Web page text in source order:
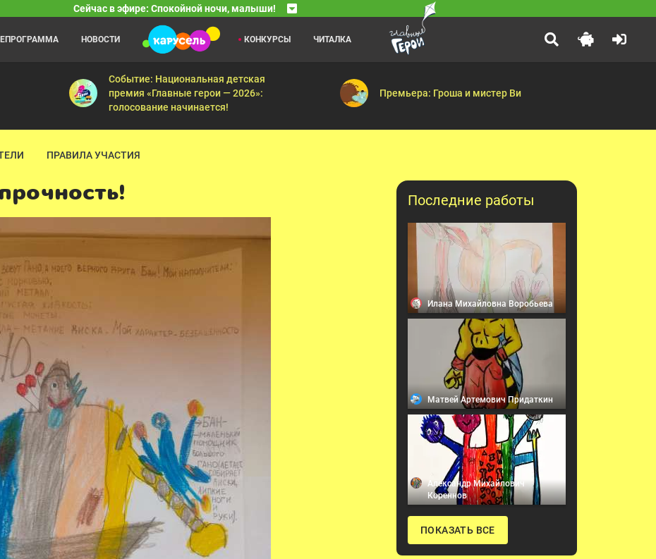
Сейчас в эфире: Спокойной ночи, малыши!
— уникальное явление на телевидении. Программа существует с сентября 1964 года. Она никогда не переставала выходить в эфир и
Оранжевая корова
Повторюша — Дежурная — Едем на море — Дискотека — Гонка века — Остров радости — Побег — Праздник
Фиксики
Паучок — Деньги — Рюкзак — Посудомоечная машина —
НОВОСТИ КОНКУРСЫ ЧИТАЛКА
Событие: Национальная детская
премия «Главные герои — 2026»:
голосование начинается!
Премьера: Гроша и мистер Ви
ПРАВИЛА УЧАСТИЯ
Последние работы
Илана Михайловна Воробьева
Матвей Артемович Придаткин
Александр Михайлович
Кореннов
ПОКАЗАТЬ ВСЕ